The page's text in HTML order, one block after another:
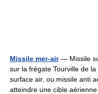
Missile mer-air— Missile
sur la frégate Tourville de
surface air, ou missile anti
atteindre une cible